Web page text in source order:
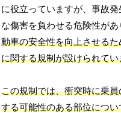
に役立っていますが、事故
な傷害を負わせる危険性が
動車の安全性を向上させる
に関する規制が設けられてい
この規制では、衝突時に乗
する可能性のある部位につ